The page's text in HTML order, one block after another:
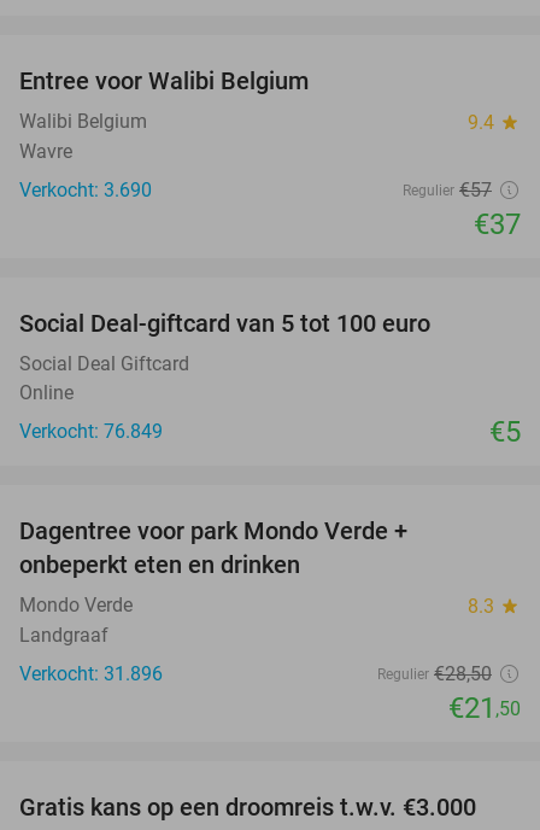
Entree voor Walibi Belgium
Walibi Belgium 9.4 star
Wavre
Verkocht: 3.690
Regulier €57
€37
Social Deal-giftcard van 5 tot 100 euro
Social Deal Giftcard
Online
Verkocht: 76.849
€5
Dagentree voor park Mondo Verde +
onbeperkt eten en drinken
Mondo Verde 8.3 star
Landgraaf
Verkocht: 31.896
Regulier €28,50
€21 ,50
Gratis kans op een droomreis t.w.v. €3.000